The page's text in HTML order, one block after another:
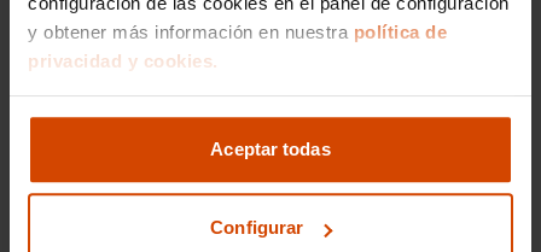
y obtener más información en nuestra política de
privacidad y cookies.
Aceptar todas
Configurar
Desde 528 € /mes*
Volvo XC60
2.0 B4 D AWD Plus Dark Auto
2023
90.596 km
Híbrido no enchufable
Automática